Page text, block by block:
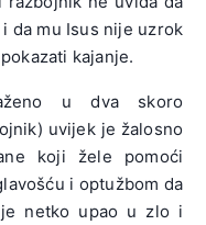
da mu Isus nije uzrok
kajanje.
u dva skoro
uvijek je žalosno
koji žele pomoći
i optužbom da
netko upao u zlo i